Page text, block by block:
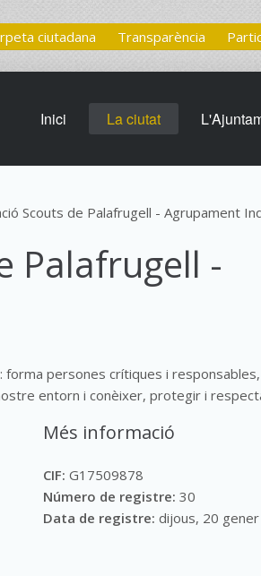
ciutadana Transparència
Inici La ciutat
Scouts de Palafrugell - Agrupament
Palafrugell -
persones crítiques i
entorn i conèixer, protegir i
Més informació
CIF:G17509878
Número de registre:30
Data de registre:dijous, 20